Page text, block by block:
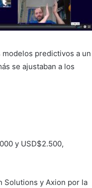
predictivos a un
se ajustaban a los
y USD$2.500,
Solutions y Axion por la